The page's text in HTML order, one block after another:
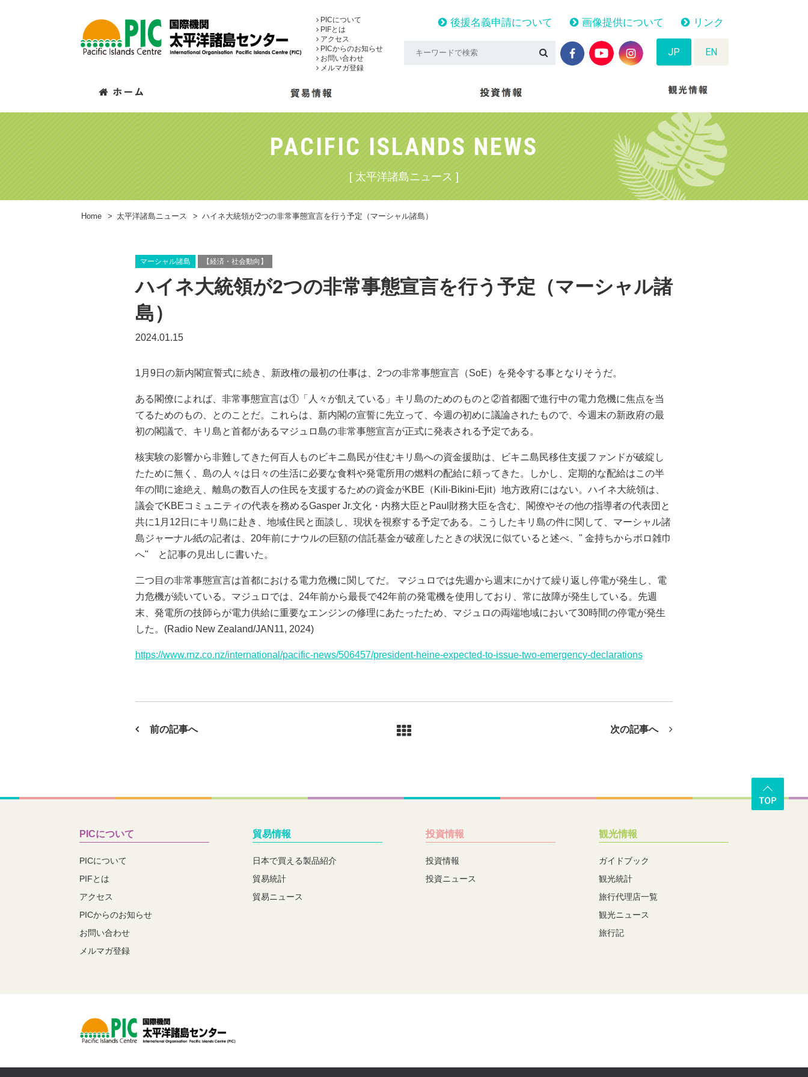
PICについて
PIFとは
アクセス
PICからのお知らせ
お問い合わせ
メルマガ登録
後援名義申請について 画像提供について リンク
JP EN
PACIFIC ISLANDS NEWS
[ 太平洋諸島ニュース ]
Home > 太平洋諸島ニュース > ハイネ大統領が2つの非常事態宣言を行う予定（マーシャル諸島）
マーシャル諸島 【経済・社会動向】
ハイネ大統領が2つの非常事態宣言を行う予定（マーシャル諸
島）
2024.01.15
1月9日の新内閣宣誓式に続き、新政権の最初の仕事は、2つの非常事態宣言（SoE）を発令する事となりそうだ。
ある閣僚によれば、非常事態宣言は①「人々が飢えている」キリ島のためのものと②首都圏で進行中の電力危機に焦点を当
てるためのもの、とのことだ。これらは、新内閣の宣誓に先立って、今週の初めに議論されたもので、今週末の新政府の最
初の閣議で、キリ島と首都があるマジュロ島の非常事態宣言が正式に発表される予定である。
核実験の影響から非難してきた何百人ものビキニ島民が住むキリ島への資金援助は、ビキニ島民移住支援ファンドが破綻し
たために無く、島の人々は日々の生活に必要な食料や発電所用の燃料の配給に頼ってきた。しかし、定期的な配給はこの半
年の間に途絶え、離島の数百人の住民を支援するための資金がKBE（Kili-Bikini-Ejit）地方政府にはない。ハイネ大統領は、
議会でKBEコミュニティの代表を務めるGasper Jr.文化・内務大臣とPaul財務大臣を含む、閣僚やその他の指導者の代表団と
共に1月12日にキリ島に赴き、地域住民と面談し、現状を視察する予定である。こうしたキリ島の件に関して、マーシャル諸
島ジャーナル紙の記者は、20年前にナウルの巨額の信託基金が破産したときの状況に似ていると述べ、" 金持ちからボロ雑巾
へ" と記事の見出しに書いた。
二つ目の非常事態宣言は首都における電力危機に関してだ。 マジュロでは先週から週末にかけて繰り返し停電が発生し、電
力危機が続いている。マジュロでは、24年前から最長で42年前の発電機を使用しており、常に故障が発生している。先週
末、発電所の技師らが電力供給に重要なエンジンの修理にあたったため、マジュロの両端地域において30時間の停電が発生
した。(Radio New Zealand/JAN11, 2024)
https://www.rnz.co.nz/international/pacific-news/506457/president-heine-expected-to-issue-two-emergency-declarations
前の記事へ 次の記事へ
PICについて
PICについて
PIFとは
アクセス
PICからのお知らせ
お問い合わせ
メルマガ登録
貿易情報
日本で買える製品紹介
貿易統計
貿易ニュース
投資情報
投資情報
投資ニュース
観光情報
ガイドブック
観光統計
旅行代理店一覧
観光ニュース
旅行記